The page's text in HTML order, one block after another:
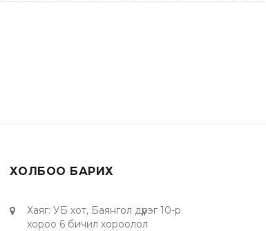
ХОЛБОО БАРИХ
Хаяг: УБ хот, Баянгол дүүрэг 10-р
хороо 6 бичил хороолол